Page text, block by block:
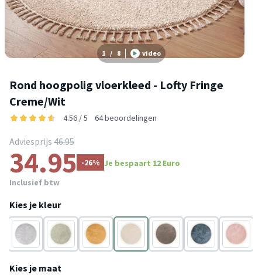
1 / 8 video
Rond hoogpolig vloerkleed - Lofty Fringe
Creme/Wit
4.56 / 5 64 beoordelingen
Adviesprijs 46.95
34.95 -26% Je bespaart 12 Euro
Inclusief btw
Kies je kleur
Grijs Groen Geel Wit Taupe Blauw
Roze
Kies je maat